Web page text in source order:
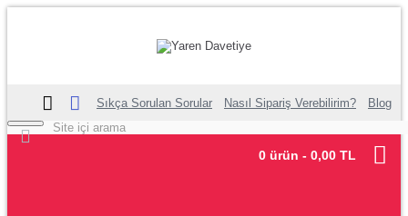
0 ürün - 0,00 TL
Sıkça Sorulan Sorular Nasıl Sipariş Verebilirim? Blog